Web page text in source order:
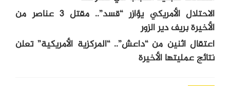
الاحتلال الأمريكي يؤازر “قسد”.. مقتل 3 عناصر من
الأخيرة بريف دير الزور
اعتقال اثنين من “داعش”.. “المركزية الأمريكية” تعلن
نتائج عمليتها الأخيرة